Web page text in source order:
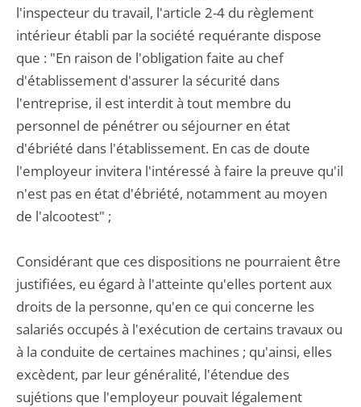
l'inspecteur du travail, l'article 2-4 du règlement
intérieur établi par la société requérante dispose
que : "En raison de l'obligation faite au chef
d'établissement d'assurer la sécurité dans
l'entreprise, il est interdit à tout membre du
personnel de pénétrer ou séjourner en état
d'ébriété dans l'établissement. En cas de doute
l'employeur invitera l'intéressé à faire la preuve qu'il
n'est pas en état d'ébriété, notamment au moyen
de l'alcootest" ;
Considérant que ces dispositions ne pourraient être
justifiées, eu égard à l'atteinte qu'elles portent aux
droits de la personne, qu'en ce qui concerne les
salariés occupés à l'exécution de certains travaux ou
à la conduite de certaines machines ; qu'ainsi, elles
excèdent, par leur généralité, l'étendue des
sujétions que l'employeur pouvait légalement